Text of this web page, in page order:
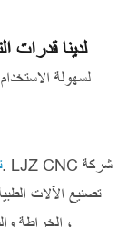
لدينا قدرات
لسهولة
تصنيع الآلات